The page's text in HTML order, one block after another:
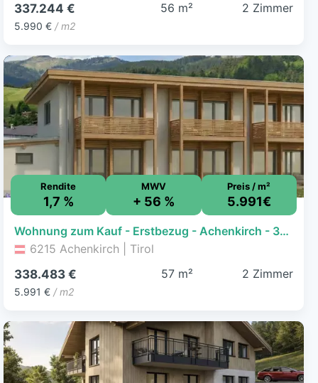
337.244 €
5.990 € / m2
56 m² 2 Zimmer
Rendite
1,7 %
MWV
+ 56 %
Preis / m²
5.991€
Wohnung zum Kauf - Erstbezug - Achenkirch - 338.483 € - 2 Zimmer, 56,5 m², 1. Geschoss
6215 Achenkirch | Tirol
338.483 €
5.991 € / m2
57 m² 2 Zimmer